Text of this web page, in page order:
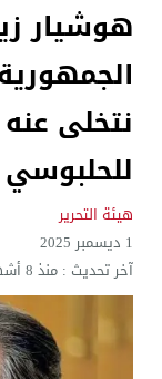
هوشيار
نتخلى
للحلبوسي
هيئة التحرير
1 ديسمبر 2025
آخر تحديث :منذ 8 أشهر